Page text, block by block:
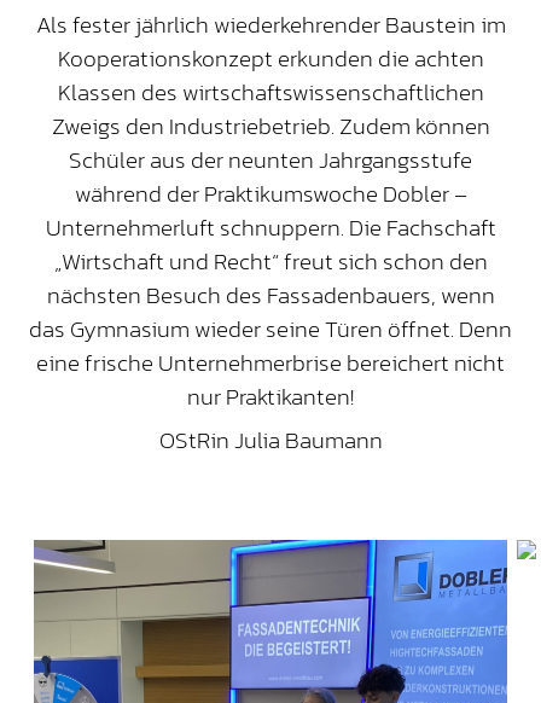
Als fester jährlich wiederkehrender Baustein im
Kooperationskonzept erkunden die achten
Klassen des wirtschaftswissenschaftlichen
Zweigs den Industriebetrieb. Zudem können
Schüler aus der neunten Jahrgangsstufe
während der Praktikumswoche Dobler –
Unternehmerluft schnuppern. Die Fachschaft
„Wirtschaft und Recht“ freut sich schon den
nächsten Besuch des Fassadenbauers, wenn
das Gymnasium wieder seine Türen öffnet. Denn
eine frische Unternehmerbrise bereichert nicht
nur Praktikanten!
OStRin Julia Baumann